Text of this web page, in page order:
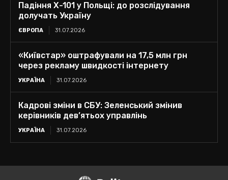
Падіння Х-101 у Польщі: до розслідування
долучать Україну
ЄВРОПА 31.07.2026
«Київстар» оштрафували на 17,5 млн грн
через рекламу швидкості інтернету
УКРАЇНА 31.07.2026
Кадрові зміни в СБУ: Зеленський змінив
керівників дев’ятьох управлінь
УКРАЇНА 31.07.2026